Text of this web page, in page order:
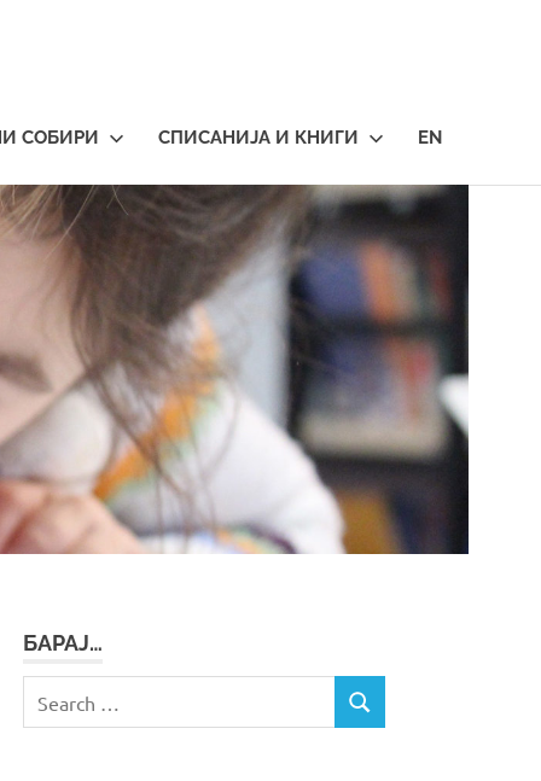
СОБИРИ СПИСАНИЈА И КНИГИ EN
БАРАЈ…
for:
SEARCH